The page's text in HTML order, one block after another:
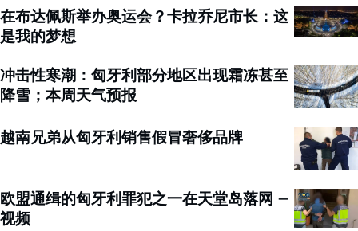
在布达佩斯举办奥运会？卡拉乔尼市长：这
是我的梦想
冲击性寒潮：匈牙利部分地区出现霜冻甚至
降雪；本周天气预报
越南兄弟从匈牙利销售假冒奢侈品牌
欧盟通缉的匈牙利罪犯之一在天堂岛落网 –
视频